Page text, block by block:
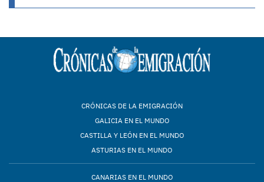
CRÓNICAS DE LA EMIGRACIÓN
GALICIA EN EL MUNDO
CASTILLA Y LEÓN EN EL MUNDO
ASTURIAS EN EL MUNDO
CANARIAS EN EL MUNDO